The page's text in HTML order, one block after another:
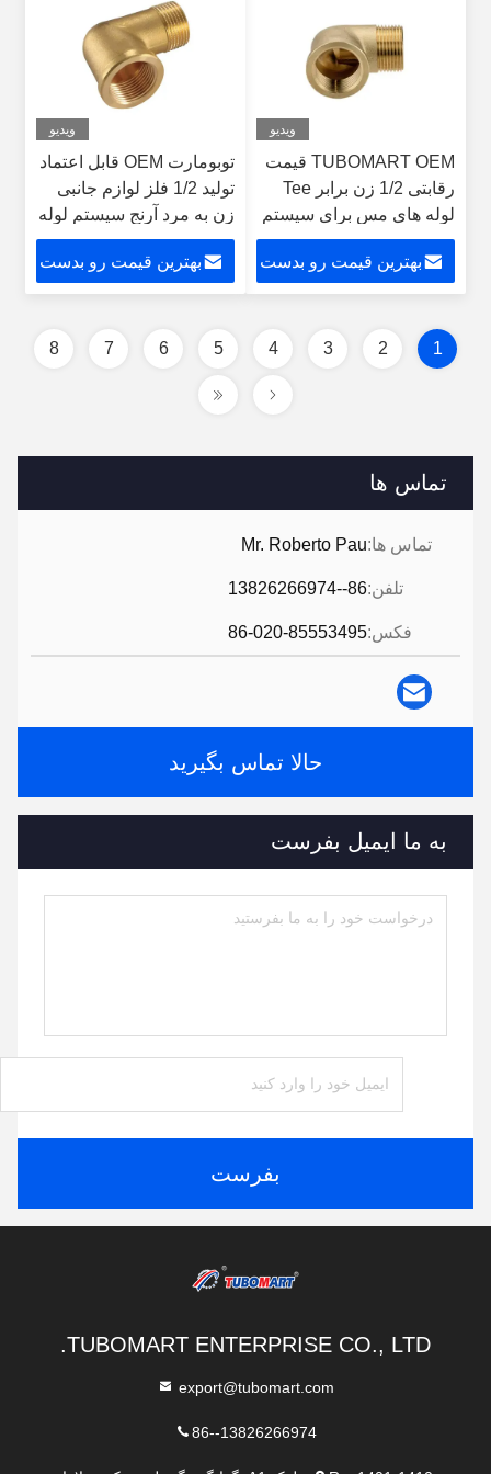
تماس ها
تماس ها:Mr. Roberto Pau
تلفن:86--13826266974
فکس:86-020-85553495
حالا تماس بگیرید
به ما ایمیل بفرست
بفرست
ویدیو
TUBOMART OEM قیمت
رقابتی 1/2 زن برابر Tee
لوله های مس برای سیستم
لوله کشی آب
بهترین قیمت رو بدست
ویدیو
توبومارت OEM قابل اعتماد
تولید 1/2 فلز لوازم جانبی
زن به مرد آرنج سیستم لوله
کشی آب
بهترین قیمت رو بدست
1
2
3
4
5
6
7
8
TUBOMART ENTERPRISE CO., LTD.
export@tubomart.com
86--13826266974